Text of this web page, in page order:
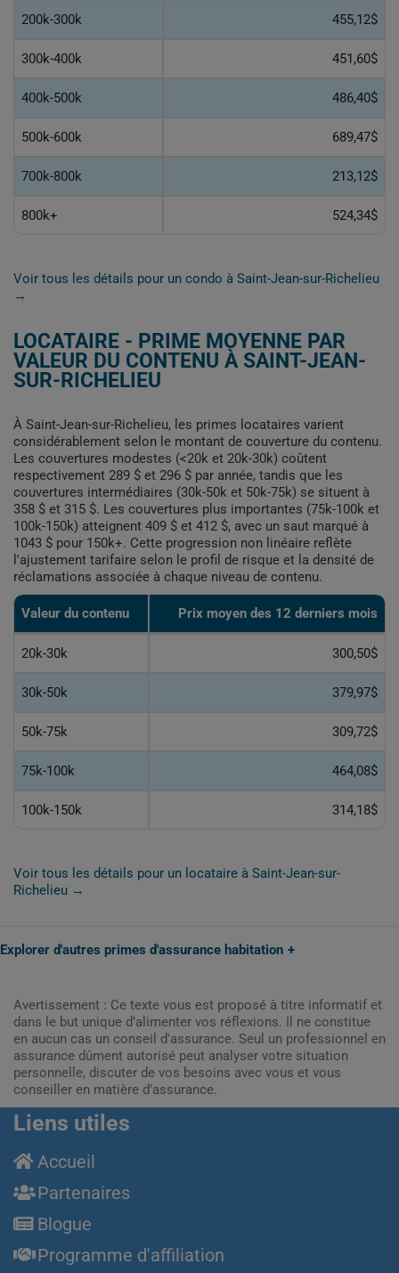
200k-300k 455,12$
300k-400k 451,60$
400k-500k 486,40$
500k-600k 689,47$
700k-800k 213,12$
800k+ 524,34$
Voir tous les détails pour un condo à Saint-Jean-sur-Richelieu
→
LOCATAIRE - PRIME MOYENNE PAR
VALEUR DU CONTENU À SAINT-JEAN-
SUR-RICHELIEU
À Saint-Jean-sur-Richelieu, les primes locataires varient
considérablement selon le montant de couverture du contenu.
Les couvertures modestes (<20k et 20k-30k) coûtent
respectivement 289 $ et 296 $ par année, tandis que les
couvertures intermédiaires (30k-50k et 50k-75k) se situent à
358 $ et 315 $. Les couvertures plus importantes (75k-100k et
100k-150k) atteignent 409 $ et 412 $, avec un saut marqué à
1043 $ pour 150k+. Cette progression non linéaire reflète
l'ajustement tarifaire selon le profil de risque et la densité de
réclamations associée à chaque niveau de contenu.
Valeur du contenu Prix moyen des 12 derniers mois
20k-30k 300,50$
30k-50k 379,97$
50k-75k 309,72$
75k-100k 464,08$
100k-150k 314,18$
Voir tous les détails pour un locataire à Saint-Jean-sur-
Richelieu →
Explorer d'autres primes d'assurance habitation
Avertissement : Ce texte vous est proposé à titre informatif et
dans le but unique d’alimenter vos réflexions. Il ne constitue
en aucun cas un conseil d'assurance. Seul un professionnel en
assurance dûment autorisé peut analyser votre situation
personnelle, discuter de vos besoins avec vous et vous
conseiller en matière d’assurance.
Liens utiles
Accueil
Partenaires
Blogue
Programme d'affiliation